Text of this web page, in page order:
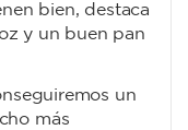
bien, destaca
y un buen pan
un
más